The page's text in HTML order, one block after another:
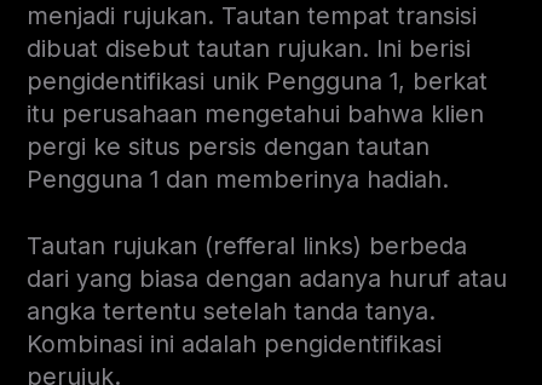
menjadi rujukan. Tautan tempat transisi
dibuat disebut tautan rujukan. Ini berisi
pengidentifikasi unik Pengguna 1, berkat
itu perusahaan mengetahui bahwa klien
pergi ke situs persis dengan tautan
Pengguna 1 dan memberinya hadiah.
Tautan rujukan (refferal links) berbeda
dari yang biasa dengan adanya huruf atau
angka tertentu setelah tanda tanya.
Kombinasi ini adalah pengidentifikasi
perujuk.